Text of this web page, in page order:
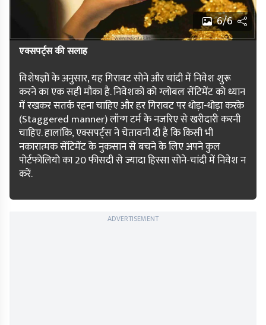
6/6
एक्सपर्ट्स की सलाह
विशेषज्ञों के अनुसार, यह गिरावट सोने और चांदी में निवेश शुरू
करने का एक सही मौका है. निवेशकों को ग्लोबल सेंटिमेंट को ध्यान
में रखकर सतर्क रहना चाहिए और हर गिरावट पर थोड़ा-थोड़ा करके
(Staggered manner) लॉन्ग टर्म के नजरिए से खरीदारी करनी
चाहिए. हालांकि, एक्सपर्ट्स ने चेतावनी दी है कि किसी भी
नकारात्मक सेंटिमेंट के नुकसान से बचने के लिए अपने कुल
पोर्टफोलियो का 20 फीसदी से ज्यादा हिस्सा सोने-चांदी में निवेश न
करें.
ADVERTISEMENT